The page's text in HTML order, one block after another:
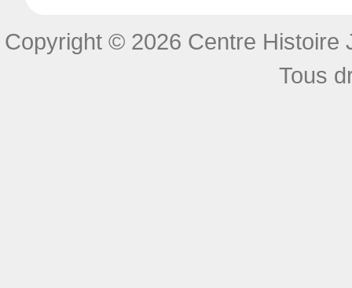
Copyright © 2026 Centre Histoire
Tous